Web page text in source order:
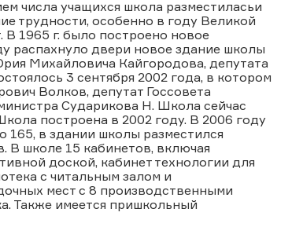
числа учащихся школа разместиласьи
трудности, особенно в году Великой
1965 г. было построено новое
распахнуло двери новое здание школы
Михайловича Кайгородова, депутата
3 сентября 2002 года, в котором
Волков, депутат Госсовета
Сударикова Н. Школа сейчас
построена в 2002 году. В 2006 году
165, в здании школы разместился
В школе 15 кабинетов, включая
доской, кабинет технологии для
с читальным залом и
мест с 8 производственными
Также имеется пришкольный